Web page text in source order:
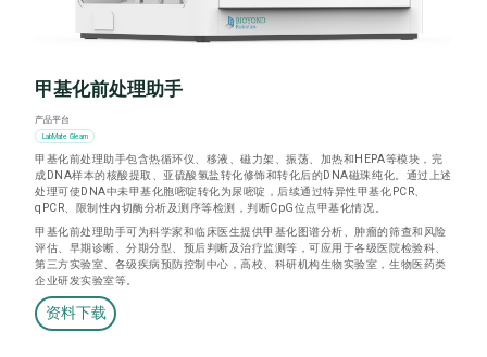
甲基化前处理助手
产品平台
LabMate Gleam
甲基化前处理助手包含热循环仪、移液、磁力架、振荡、加热和HEPA等模块，完
成DNA样本的核酸提取、亚硫酸氢盐转化修饰和转化后的DNA磁珠纯化。通过上述
处理可使DNA中未甲基化胞嘧啶转化为尿嘧啶，后续通过特异性甲基化PCR、
qPCR、限制性内切酶分析及测序等检测，判断CpG位点甲基化情况。
甲基化前处理助手可为科学家和临床医生提供甲基化图谱分析、肿瘤的筛查和风险
评估、早期诊断、分期分型、预后判断及治疗监测等，可应用于各级医院检验科、
第三方实验室、各级疾病预防控制中心，高校、科研机构生物实验室，生物医药类
企业研发实验室等。
资料下载